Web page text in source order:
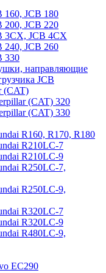
160, JCB 180
200, JCB 220
3CX, JCB 4CX
240, JCB 260
330
направляющие
JCB
(CAT)
(CAT) 320
(CAT) 330
R160, R170, R180
R210LC-7
R210LC-9
R250LC-7,
R250LC-9,
R320LC-7
R320LC-9
R480LC-9,
EC290